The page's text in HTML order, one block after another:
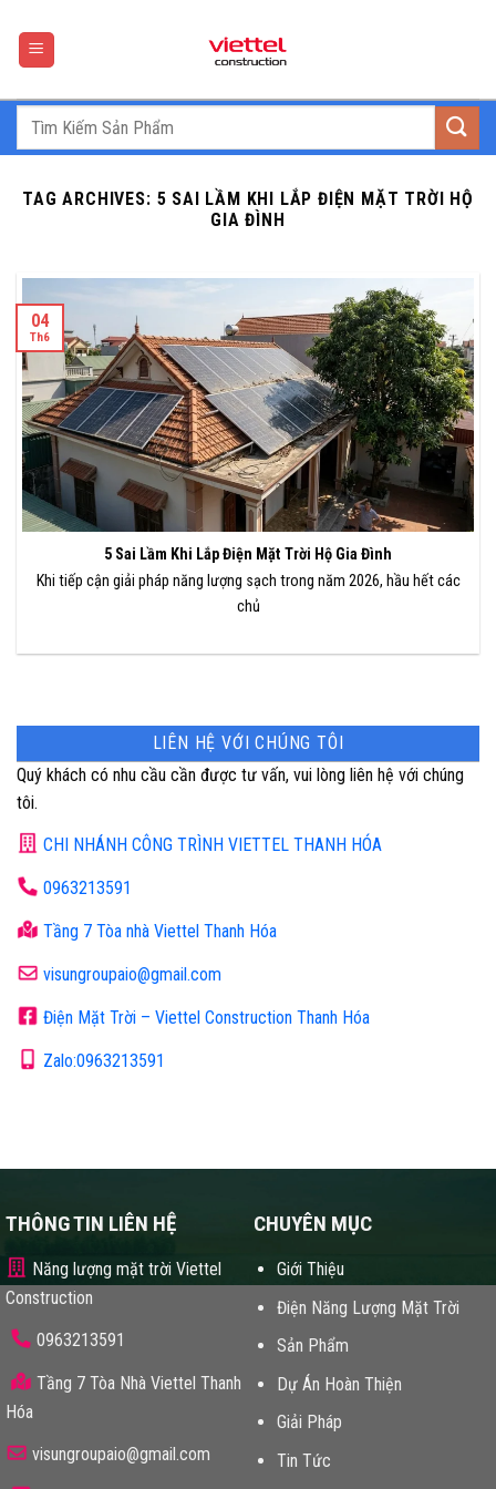
content
TAG ARCHIVES: 5 SAI LẦM KHI LẮP ĐIỆN MẶT TRỜI HỘ
GIA ĐÌNH
5 Sai Lầm Khi Lắp Điện Mặt Trời Hộ Gia Đình
Khi tiếp cận giải pháp năng lượng sạch trong năm 2026, hầu hết các
chủ
04
Th6
LIÊN HỆ VỚI CHÚNG TÔI
Quý khách có nhu cầu cần được tư vấn, vui lòng liên hệ với chúng
tôi.
CHI NHÁNH CÔNG TRÌNH VIETTEL THANH HÓA
0963213591
Tầng 7 Tòa nhà Viettel Thanh Hóa
visungroupaio@gmail.com
Điện Mặt Trời – Viettel Construction Thanh Hóa
Zalo:0963213591
THÔNG TIN LIÊN HỆ
Năng lượng mặt trời Viettel
Construction
0963213591
Tầng 7 Tòa Nhà Viettel Thanh
Hóa
visungroupaio@gmail.com
CHUYÊN MỤC
Giới Thiệu
Điện Năng Lượng Mặt Trời
Sản Phẩm
Dự Án Hoàn Thiện
Giải Pháp
Tin Tức